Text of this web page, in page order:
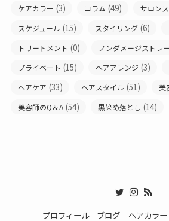
ケアカラー (3) コラム (49) サロン
スケジュール (15) スタイリング (6)
トリートメント (0) ノンダメージストレ
プライベート (15) ヘアアレンジ (3)
ヘアケア (33) ヘアスタイル (51) 美
美容師のQ＆A (54) 黒染め落とし (14)
プロフィール ブログ ヘアカラー